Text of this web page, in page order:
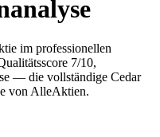
im professionellen
7/10,
— die vollständige Cedar
von AlleAktien.